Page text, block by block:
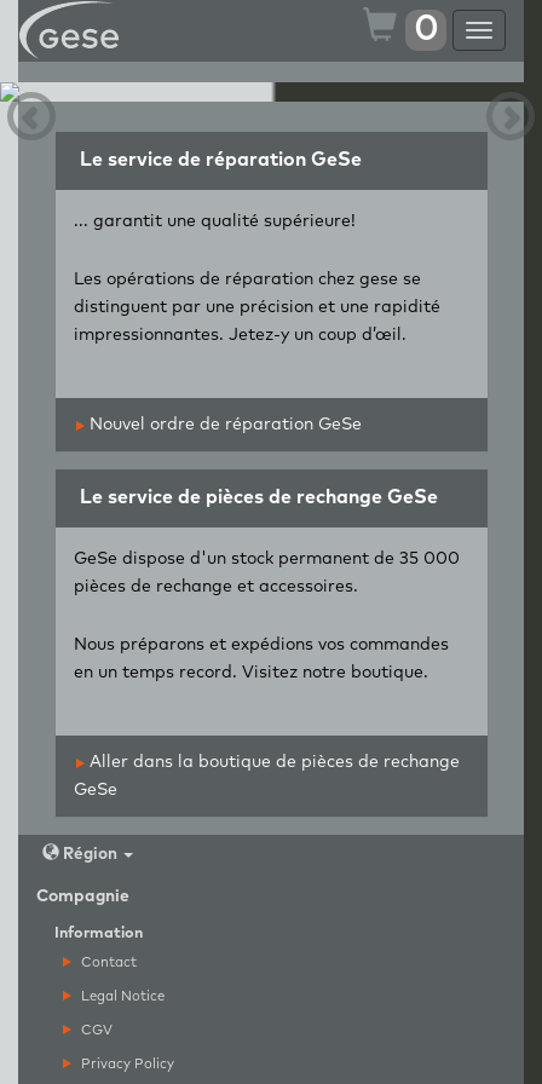
Toggle
0
Le service de réparation GeSe
... garantit une qualité supérieure!
Les opérations de réparation chez gese se
distinguent par une précision et une rapidité
impressionnantes. Jetez-y un coup d’œil.
Nouvel ordre de réparation GeSe
Le service de pièces de rechange GeSe
GeSe dispose d'un stock permanent de 35 000
pièces de rechange et accessoires.
Nous préparons et expédions vos commandes
en un temps record. Visitez notre boutique.
Aller dans la boutique de pièces de rechange
GeSe
Région
Compagnie
Information
Contact
Legal Notice
CGV
Privacy Policy